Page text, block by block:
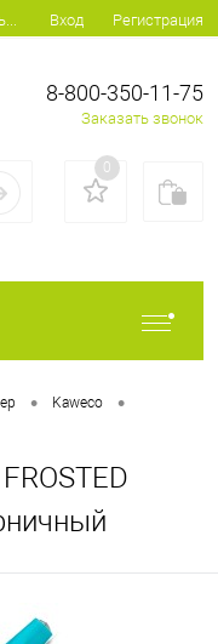
Вход Регистрация
8-800-350-11-75
Заказать звонок
0
• Kaweco •